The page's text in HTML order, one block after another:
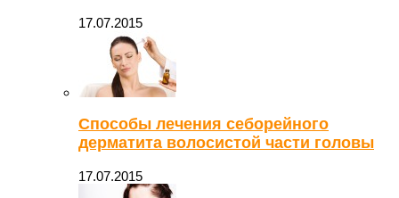
17.07.2015
Способы лечения себорейного
дерматита волосистой части головы
17.07.2015